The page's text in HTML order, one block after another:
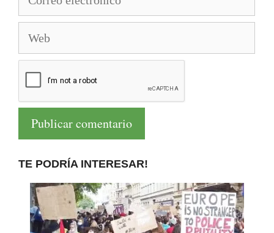
electrónico
TE PODRÍA INTERESAR!